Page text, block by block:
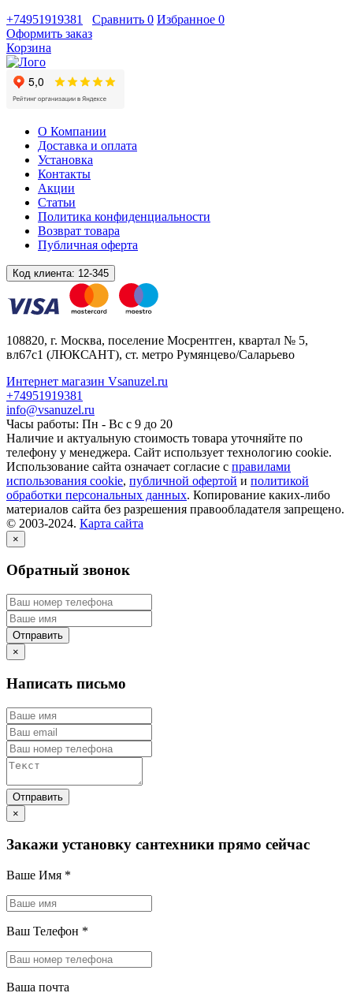
+74951919381
Сравнить 0 Избранное 0
Оформить заказ
Корзина
О Компании
Доставка и оплата
Установка
Контакты
Акции
Статьи
Политика конфиденциальности
Возврат товара
Публичная оферта
Код клиента: 12-345
108820, г. Москва, поселение Мосрентген, квартал № 5,
вл67с1 (ЛЮКСАНТ), ст. метро Румянцево/Саларьево
Интернет магазин Vsanuzel.ru
+74951919381
info@vsanuzel.ru
Часы работы: Пн - Вс с 9 до 20
Наличие и актуальную стоимость товара уточняйте по
телефону у менеджера. Сайт использует технологию cookie.
Использование сайта означает согласие с правилами
использования cookie, публичной офертой и политикой
обработки персональных данных. Копирование каких-либо
материалов сайта без разрешения правообладателя запрещено.
© 2003-2024. Карта сайта
×
Обратный звонок
×
Написать письмо
×
Закажи установку сантехники прямо сейчас
Ваше Имя *
Ваш Телефон *
Ваша почта